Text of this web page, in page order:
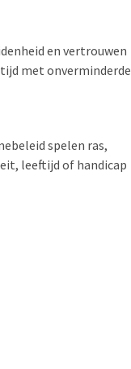
en vertrouwen
met onverminderde
spelen ras,
leeftijd of handicap